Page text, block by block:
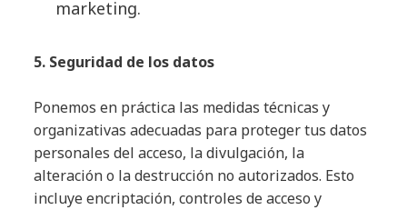
marketing.
5. Seguridad de los datos
Ponemos en práctica las medidas técnicas y
organizativas adecuadas para proteger tus datos
personales del acceso, la divulgación, la
alteración o la destrucción no autorizados. Esto
incluye encriptación, controles de acceso y